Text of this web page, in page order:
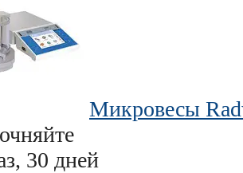
Микровесы
30 дней